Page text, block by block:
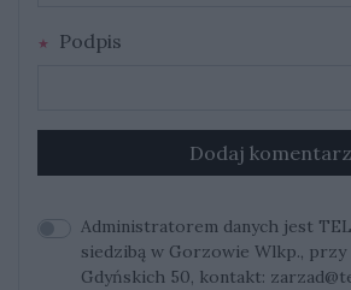
Podpis
Dodaj komentarz
Administratorem danych jest
siedzibą w Gorzowie Wlkp.,
Gdyńskich 50, kontakt: